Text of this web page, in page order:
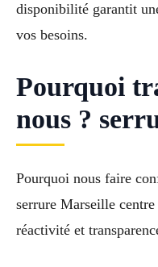
disponibilité garantit
vos besoins.
Pourquoi
nous ?
Pourquoi nous faire
serrure Marseille
réactivité et